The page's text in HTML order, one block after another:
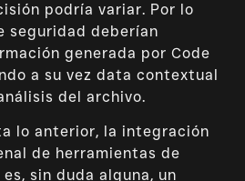
podría variar. Por lo
seguridad deberían
generada por Code
a su vez data contextual
del archivo.
lo anterior, la integración
de herramientas de
sin duda alguna, un